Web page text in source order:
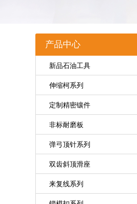
产品中心
新品石油工具
伸缩柯系列
定制精密镶件
非标耐磨板
弹弓顶针系列
双齿斜顶滑座
来复线系列